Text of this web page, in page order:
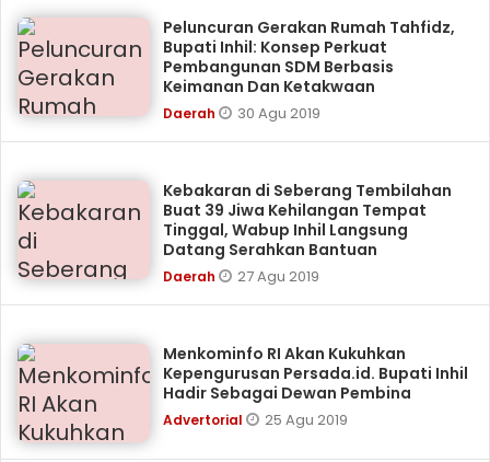
Peluncuran Gerakan Rumah Tahfidz,
Bupati Inhil: Konsep Perkuat
Pembangunan SDM Berbasis
Keimanan Dan Ketakwaan
Daerah 30 Agu 2019
Kebakaran di Seberang Tembilahan
Buat 39 Jiwa Kehilangan Tempat
Tinggal, Wabup Inhil Langsung
Datang Serahkan Bantuan
Daerah 27 Agu 2019
Menkominfo RI Akan Kukuhkan
Kepengurusan Persada.id. Bupati Inhil
Hadir Sebagai Dewan Pembina
Advertorial 25 Agu 2019